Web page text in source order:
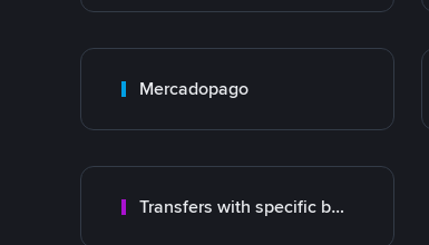
Mercadopago
Transfers with specific bank